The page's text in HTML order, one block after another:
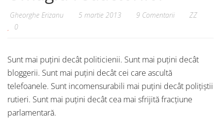
Gheorghe Erizanu 5 martie 2013 9 Comentarii
ZZ
0
Sunt mai puțini decât politicienii. Sunt mai puțini decât
bloggerii. Sunt mai puțini decât cei care ascultă
telefoanele. Sunt incomensurabili mai puțini decât polițiștii
rutieri. Sunt mai puțini decât cea mai sfrijită fracțiune
parlamentară.